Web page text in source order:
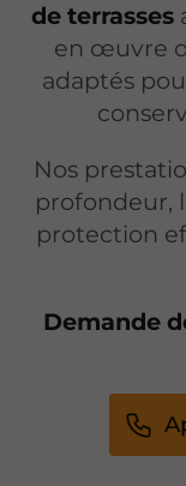
de terrasses
en œuvre
adaptés
Nos
profondeur,
protection
Demande